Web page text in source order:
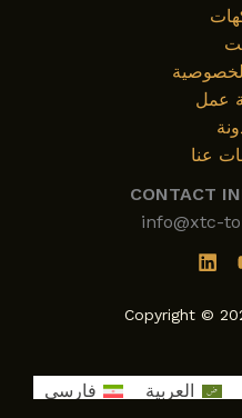
عمل
عنا
CONTACT
info@xtc-
Copyright ©
العربية فارسی